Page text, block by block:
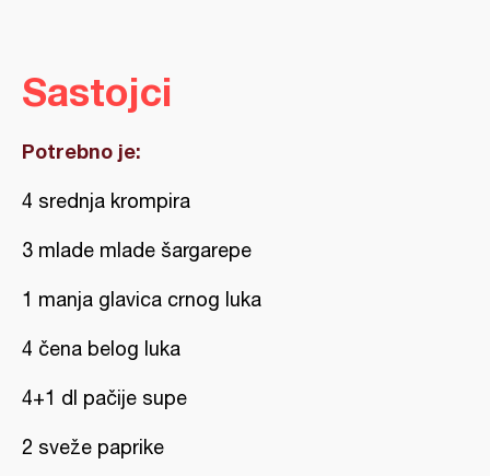
Sastojci
Potrebno je:
4 srednja krompira
3 mlade mlade šargarepe
1 manja glavica crnog luka
4 čena belog luka
4+1 dl pačije supe
2 sveže paprike